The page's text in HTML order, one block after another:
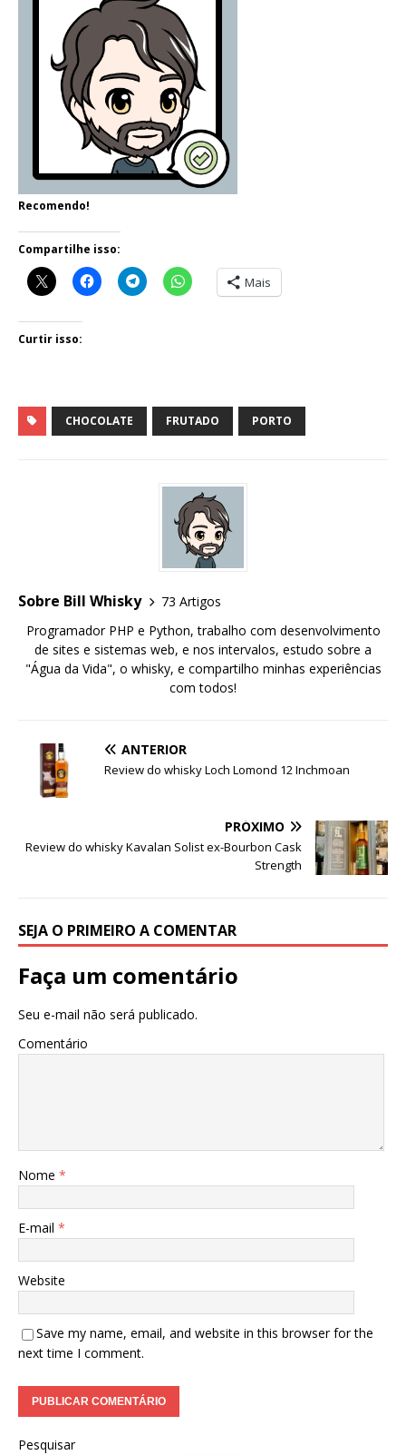
Recomendo!
Compartilhe isso:
Mais
Curtir isso:
CHOCOLATE FRUTADO PORTO
Sobre Bill Whisky
73 Artigos
Programador PHP e Python, trabalho com desenvolvimento
de sites e sistemas web, e nos intervalos, estudo sobre a
"Água da Vida", o whisky, e compartilho minhas experiências
com todos!
ANTERIOR
Review do whisky Loch Lomond 12 Inchmoan
PRÓXIMO
Review do whisky Kavalan Solist ex-Bourbon Cask
Strength
SEJA O PRIMEIRO A COMENTAR
Faça um comentário
Seu e-mail não será publicado.
Comentário
Nome *
E-mail *
Website
Save my name, email, and website in this browser for the
next time I comment.
Pesquisar